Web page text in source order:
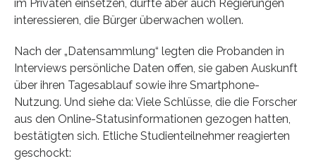
im Privaten einsetzen, dürfte aber auch Regierungen
interessieren, die Bürger überwachen wollen.
Nach der „Datensammlung“ legten die Probanden in
Interviews persönliche Daten offen, sie gaben Auskunft
über ihren Tagesablauf sowie ihre Smartphone-
Nutzung. Und siehe da: Viele Schlüsse, die die Forscher
aus den Online-Statusinformationen gezogen hatten,
bestätigten sich. Etliche Studienteilnehmer reagierten
geschockt: